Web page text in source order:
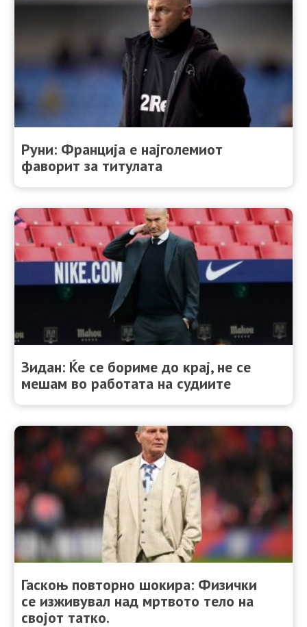
Руни: Франција е најголемиот
фаворит за титулата
Зидан: Ќе се бориме до крај, не се
мешам во работата на судиите
Гаскоњ повторно шокира: Физички
се изживувал над мртвото тело на
својот татко.